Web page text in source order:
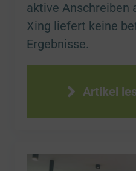
aktive Anschreiben
Xing liefert keine
Ergebnisse.
Artikel